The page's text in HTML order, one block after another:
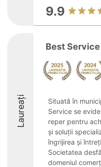
9.9
Laureați
Best Service
Situată în
Service se
reper pentru
și soluții
îngrijirea și
Societatea
domeniul